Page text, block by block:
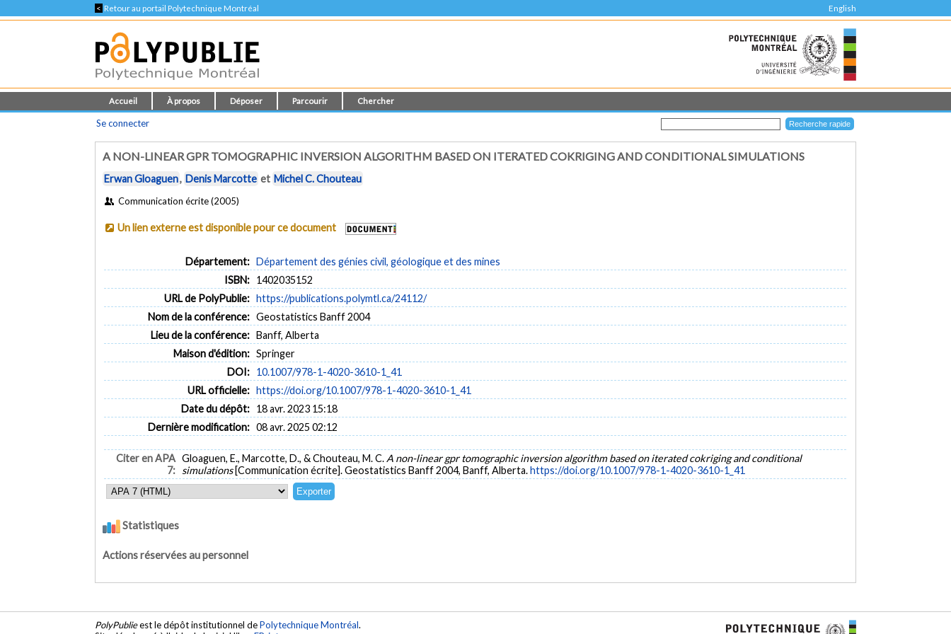
< Retour au portail Polytechnique Montréal English
Accueil À propos Déposer Parcourir Chercher
Se connecter
A NON-LINEAR GPR TOMOGRAPHIC INVERSION ALGORITHM BASED ON ITERATED COKRIGING AND CONDITIONAL SIMULATIONS
Erwan Gloaguen, Denis Marcotte et Michel C. Chouteau
Communication écrite (2005)
Un lien externe est disponible pour ce document
Département: Département des génies civil, géologique et des mines
ISBN: 1402035152
URL de PolyPublie: https://publications.polymtl.ca/24112/
Nom de la conférence: Geostatistics Banff 2004
Lieu de la conférence: Banff, Alberta
Maison d'édition: Springer
DOI: 10.1007/978-1-4020-3610-1_41
URL officielle: https://doi.org/10.1007/978-1-4020-3610-1_41
Date du dépôt: 18 avr. 2023 15:18
Dernière modification: 08 avr. 2025 02:12
Citer en APA
7:
Gloaguen, E., Marcotte, D., & Chouteau, M. C. A non-linear gpr tomographic inversion algorithm based on iterated cokriging and conditional
simulations [Communication écrite]. Geostatistics Banff 2004, Banff, Alberta.https://doi.org/10.1007/978-1-4020-3610-1_41
Statistiques
Actions réservées au personnel
PolyPublieest le dépôt institutionnel dePolytechnique Montréal.